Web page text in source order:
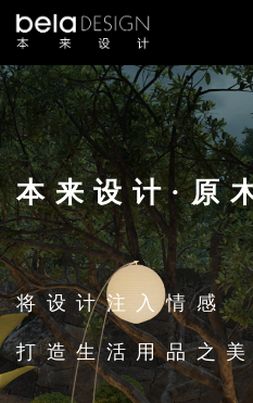
本来设计·原
将设计注入情感
打造生活用品之